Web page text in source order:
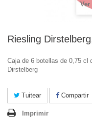
Ver
Riesling
Caja de 6 botellas de 0,75 cl
Dirstelberg
Tuitear Compartir
Imprimir